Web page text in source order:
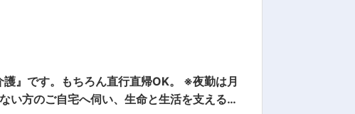
』です。もちろん直行直帰OK。 ※夜勤は月